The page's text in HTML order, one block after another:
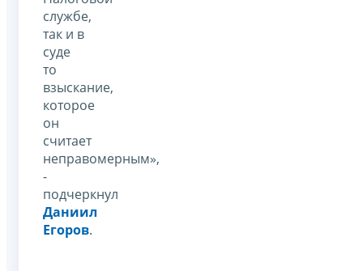
службе,
так и в
суде
то
взыскание,
которое
он
считает
неправомерным»,
-
подчеркнул
Даниил
Егоров.